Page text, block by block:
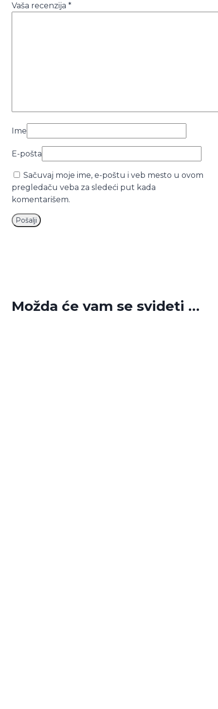
Vaša recenzija *
Ime
E-pošta
Sačuvaj moje ime, e-poštu i veb mesto u ovom
pregledaču veba za sledeći put kada
komentarišem.
Možda će vam se svideti …